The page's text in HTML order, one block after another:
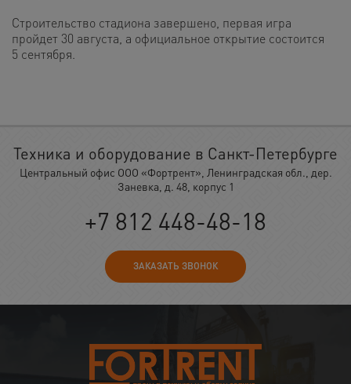
Строительство стадиона завершено, первая игра
пройдет 30 августа, а официальное открытие состоится
5 сентября.
Техника и оборудование в Санкт-Петербурге
Центральный офис ООО «Фортрент», Ленинградская обл., дер.
Заневка, д. 48, корпус 1
+7 812 448-48-18
ЗАКАЗАТЬ ЗВОНОК